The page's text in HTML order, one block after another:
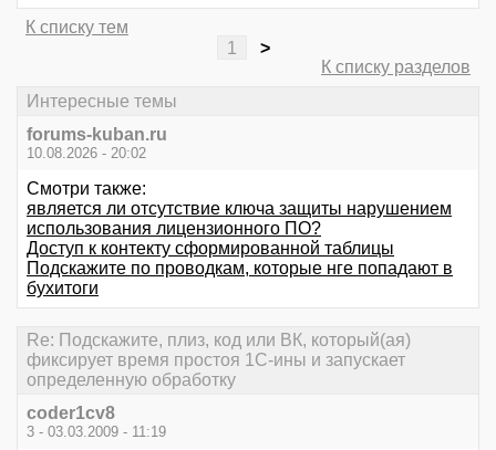
К списку тем
1
>
К списку разделов
Интересные темы
forums-kuban.ru
10.08.2026 - 20:02
Смотри также:
является ли отсутствие ключа защиты нарушением
использования лицензионного ПО?
Доступ к контекту сформированной таблицы
Подскажите по проводкам, которые нге попадают в
бухитоги
Re: Подскажите, плиз, код или ВК, который(ая)
фиксирует время простоя 1С-ины и запускает
определенную обработку
coder1cv8
3 - 03.03.2009 - 11:19